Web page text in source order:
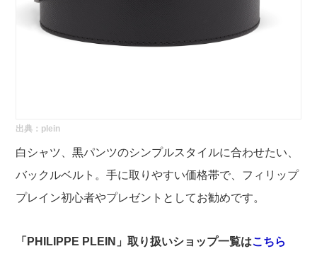
出典： plein
白シャツ、黒パンツのシンプルスタイルに合わせたい、
バックルベルト。手に取りやすい価格帯で、フィリップ
プレイン初心者やプレゼントとしてお勧めです。
「PHILIPPE PLEIN」取り扱いショップ一覧はこちら